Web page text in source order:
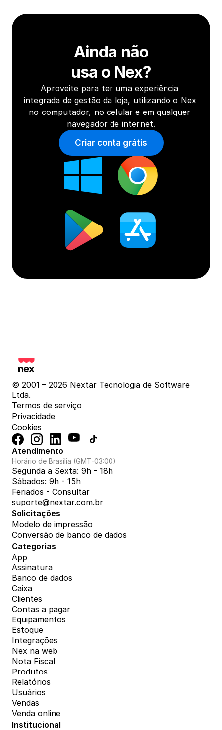
Ainda não
usa o Nex?
Aproveite para ter uma experiência
integrada de gestão da loja, utilizando o Nex
no computador, no celular e em qualquer
navegador de internet.
Criar conta grátis
© 2001 – 2026 Nextar Tecnologia de Software
Ltda.
Termos de serviço
Privacidade
Cookies
Atendimento
Horário de Brasília (GMT-03:00)
Segunda a Sexta: 9h - 18h
Sábados: 9h - 15h
Feriados - Consultar
suporte@nextar.com.br
Solicitações
Modelo de impressão
Conversão de banco de dados
Categorias
App
Assinatura
Banco de dados
Caixa
Clientes
Contas a pagar
Equipamentos
Estoque
Integrações
Nex na web
Nota Fiscal
Produtos
Relatórios
Usuários
Vendas
Venda online
Institucional